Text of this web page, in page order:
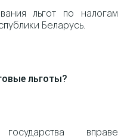
льгот по налогам
Беларусь.
льготы?
вправе